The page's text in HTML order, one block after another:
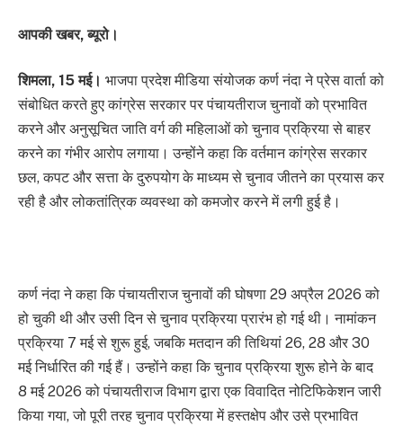
आपकी खबर, ब्यूरो।
शिमला, 15 मई। भाजपा प्रदेश मीडिया संयोजक कर्ण नंदा ने प्रेस वार्ता को
संबोधित करते हुए कांग्रेस सरकार पर पंचायतीराज चुनावों को प्रभावित
करने और अनुसूचित जाति वर्ग की महिलाओं को चुनाव प्रक्रिया से बाहर
करने का गंभीर आरोप लगाया। उन्होंने कहा कि वर्तमान कांग्रेस सरकार
छल, कपट और सत्ता के दुरुपयोग के माध्यम से चुनाव जीतने का प्रयास कर
रही है और लोकतांत्रिक व्यवस्था को कमजोर करने में लगी हुई है।
कर्ण नंदा ने कहा कि पंचायतीराज चुनावों की घोषणा 29 अप्रैल 2026 को
हो चुकी थी और उसी दिन से चुनाव प्रक्रिया प्रारंभ हो गई थी। नामांकन
प्रक्रिया 7 मई से शुरू हुई, जबकि मतदान की तिथियां 26, 28 और 30
मई निर्धारित की गई हैं। उन्होंने कहा कि चुनाव प्रक्रिया शुरू होने के बाद
8 मई 2026 को पंचायतीराज विभाग द्वारा एक विवादित नोटिफिकेशन जारी
किया गया, जो पूरी तरह चुनाव प्रक्रिया में हस्तक्षेप और उसे प्रभावित